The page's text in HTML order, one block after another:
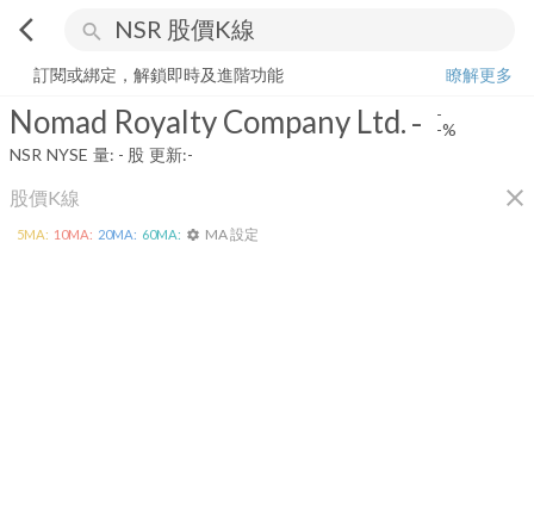
arrow_back_ios search
Nomad Royalty Company Ltd. --%
訂閱或綁定，解鎖即時及進階功能
瞭解更多
Nomad Royalty Company Ltd.- -
-%
NSR NYSE 量: - 股 更新:-
股價K線 close
5MA: 10MA: 20MA: 60MA: settings MA 設定